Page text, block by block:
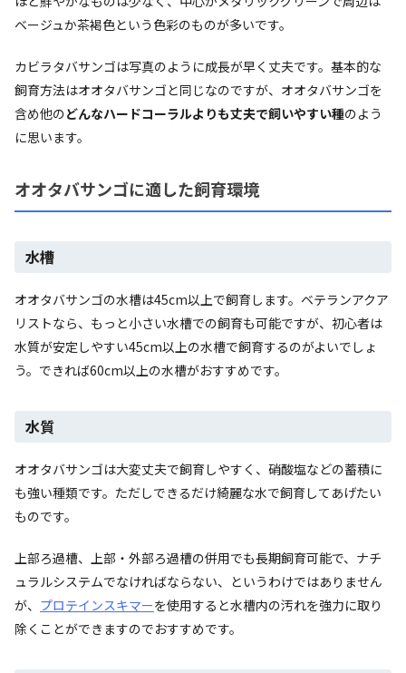
ベージュか茶褐色という色彩のものが多いです。
カビラタバサンゴは写真のように成長が早く丈夫です。基本的な
飼育方法はオオタバサンゴと同じなのですが、オオタバサンゴを
含め他のどんなハードコーラルよりも丈夫で飼いやすい種のよう
に思います。
オオタバサンゴに適した飼育環境
水槽
オオタバサンゴの水槽は45cm以上で飼育します。ベテランアクア
リストなら、もっと小さい水槽での飼育も可能ですが、初心者は
水質が安定しやすい45cm以上の水槽で飼育するのがよいでしょ
う。できれば60cm以上の水槽がおすすめです。
水質
オオタバサンゴは大変丈夫で飼育しやすく、硝酸塩などの蓄積に
も強い種類です。ただしできるだけ綺麗な水で飼育してあげたい
ものです。
上部ろ過槽、上部・外部ろ過槽の併用でも長期飼育可能で、ナチ
ュラルシステムでなければならない、というわけではありません
が、 プロテインスキマーを使用すると水槽内の汚れを強力に取り
除くことができますのでおすすめです。